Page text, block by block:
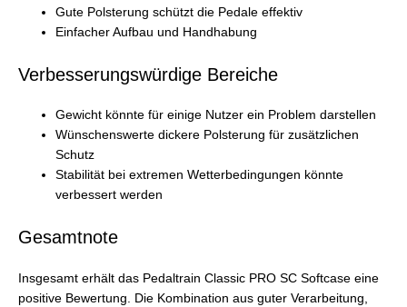
Gute Polsterung schützt die Pedale effektiv
Einfacher Aufbau und Handhabung
Verbesserungswürdige Bereiche
Gewicht könnte für einige Nutzer ein Problem darstellen
Wünschenswerte dickere Polsterung für zusätzlichen
Schutz
Stabilität bei extremen Wetterbedingungen könnte
verbessert werden
Gesamtnote
Insgesamt erhält das Pedaltrain Classic PRO SC Softcase eine
positive Bewertung. Die Kombination aus guter Verarbeitung,